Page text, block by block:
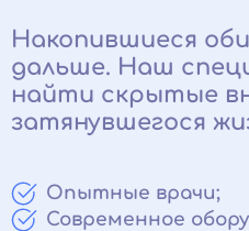
Накопившиеся
дальше. Наш
найти скрытые
затянувшегося
Опытные врачи;
Современное